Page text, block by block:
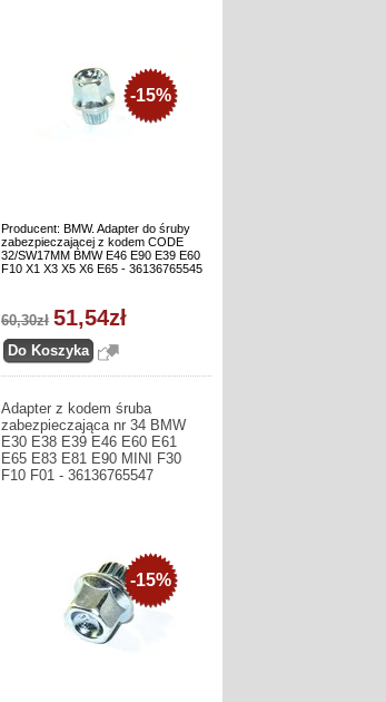
Producent: BMW. Adapter do śruby
zabezpieczającej z kodem CODE
32/SW17MM BMW E46 E90 E39 E60
F10 X1 X3 X5 X6 E65 - 36136765545
-15%
60,30zł 51,54zł
Adapter z kodem śruba
zabezpieczająca nr 34 BMW
E30 E38 E39 E46 E60 E61
E65 E83 E81 E90 MINI F30
F10 F01 - 36136765547
-15%